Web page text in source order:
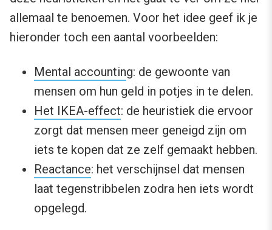
allemaal te benoemen. Voor het idee geef ik je
hieronder toch een aantal voorbeelden:
Mental accounting: de gewoonte van
mensen om hun geld in potjes in te delen.
Het IKEA-effect: de heuristiek die ervoor
zorgt dat mensen meer geneigd zijn om
iets te kopen dat ze zelf gemaakt hebben.
Reactance: het verschijnsel dat mensen
laat tegenstribbelen zodra hen iets wordt
opgelegd.